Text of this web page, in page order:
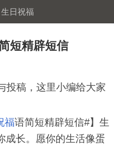
生日祝福
短精辟短信
投稿，这里小编给大家
福语简短精辟短信#】生
成长。愿你的生活像蛋